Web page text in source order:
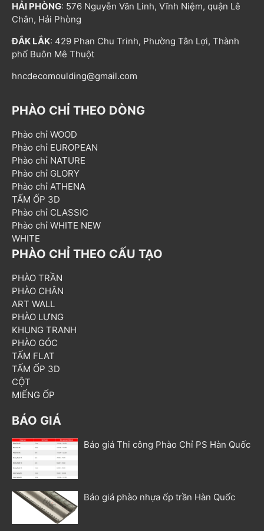
HẢI PHÒNG: 576 Nguyễn Văn Linh, Vĩnh Niệm, quận Lê
Chân, Hải Phòng
ĐẮK LẮK: 429 Phan Chu Trinh, Phường Tân Lợi, Thành
phố Buôn Mê Thuột
hncdecomoulding@gmail.com
PHÀO CHỈ THEO DÒNG
Phào chỉ WOOD
Phào chỉ EUROPEAN
Phào chỉ NATURE
Phào chỉ GLORY
Phào chỉ ATHENA
TẤM ỐP 3D
Phào chỉ CLASSIC
Phào chỉ WHITE NEW
WHITE
PHÀO CHỈ THEO CẤU TẠO
PHÀO TRẦN
PHÀO CHÂN
ART WALL
PHÀO LƯNG
KHUNG TRANH
PHÀO GÓC
TẤM FLAT
TẤM ỐP 3D
CỘT
MIẾNG ỐP
BÁO GIÁ
Báo giá Thi công Phào Chỉ PS Hàn Quốc
Báo giá phào nhựa ốp trần Hàn Quốc